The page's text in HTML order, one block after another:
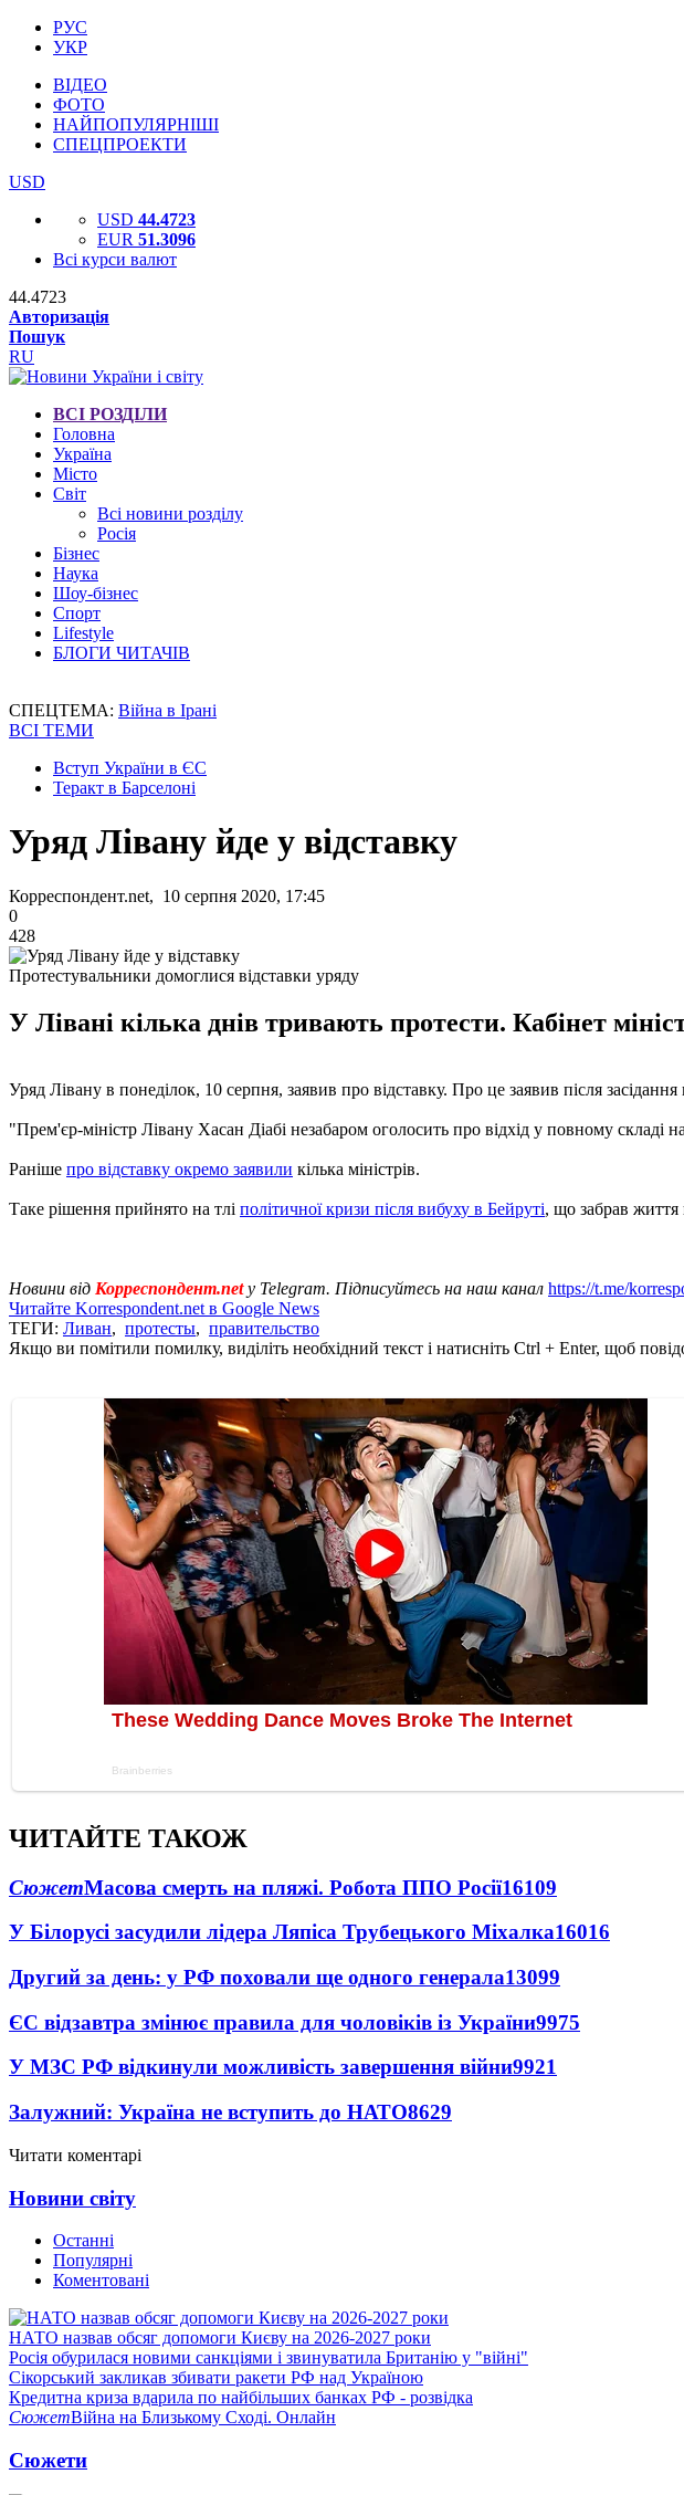
РУС
УКР
ВІДЕО
ФОТО
НАЙПОПУЛЯРНІШІ
СПЕЦПРОЕКТИ
USD
USD 44.4723
EUR 51.3096
Всі курси валют
44.4723
Авторизація
Пошук
RU
ВСІ РОЗДІЛИ
Головна
Україна
Місто
Світ
Всі новини розділу
Росія
Бізнес
Наука
Шоу-бізнес
Спорт
Lifestyle
БЛОГИ ЧИТАЧІВ
СПЕЦТЕМА: Війна в Ірані
ВСІ ТЕМИ
Вступ України в ЄС
Теракт в Барселоні
Уряд Лівану йде у відставку
Корреспондент.net, 10 серпня 2020, 17:45
0
428
Протестувальники домоглися відставки уряду
У Лівані кілька днів тривають протести. Кабінет
Уряд Лівану в понеділок, 10 серпня, заявив про відставку. Про це заявив після
"Прем'єр-міністр Лівану Хасан Діабі незабаром оголосить про відхід у повному складі
Раніше про відставку окремо заявили кілька міністрів.
Таке рішення прийнято на тлі політичної кризи після вибуху в Бейруті, що забрав життя
Новини від Корреспондент.net у Telegram. Підписуйтесь на наш канал https://t.me/
Читайте Korrespondent.net в Google News
ТЕГИ: Ливан, протесты, правительство
Якщо ви помітили помилку, виділіть необхідний текст і натисніть Ctrl + Enter, щоб
ЧИТАЙТЕ ТАКОЖ
СюжетМасова смерть на пляжі. Робота ППО Росії16109
У Білорусі засудили лідера Ляпіса Трубецького Міхалка16016
Другий за день: у РФ поховали ще одного генерала13099
ЄС відзавтра змінює правила для чоловіків із України9975
У МЗС РФ відкинули можливість завершення війни9921
Залужний: Україна не вступить до НАТО8629
Читати коментарі
Новини світу
Останні
Популярні
Коментовані
НАТО назвав обсяг допомоги Києву на 2026-2027 роки
Росія обурилася новими санкціями і звинуватила Британію у "війні"
Сікорський закликав збивати ракети РФ над Україною
Кредитна криза вдарила по найбільших банках РФ - розвідка
СюжетВійна на Близькому Сході. Онлайн
Сюжети